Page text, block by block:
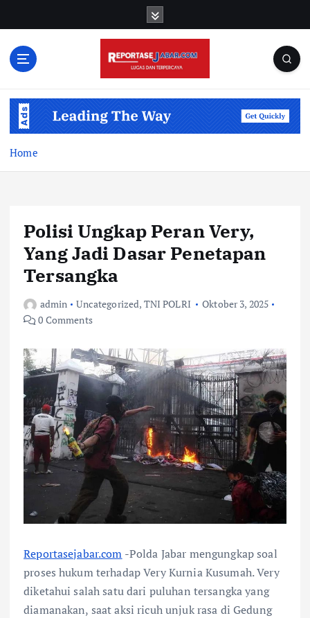
Home
Polisi Ungkap Peran Very,
Yang Jadi Dasar Penetapan
Tersangka
admin Uncategorized, TNI POLRI
Oktober 3, 2025
0 Comments
Reportasejabar.com -Polda Jabar mengungkap soal
proses hukum terhadap Very Kurnia Kusumah. Very
diketahui salah satu dari puluhan tersangka yang
diamanakan, saat aksi ricuh unjuk rasa di Gedung